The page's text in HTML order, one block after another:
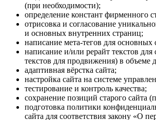
(при необходимости);
определение констант фирменного
отрисовка и согласование
и основных внутренних страниц;
написание мета-тегов для основных
написание и/или рерайт текстов для
текстов для продвижения) в объеме
адаптивная вёрстка сайта;
настройка сайта на системе
тестирование и контроль качества;
сохранение позиций старого сайта
подготовка политики
сайта для соответствия закону «О